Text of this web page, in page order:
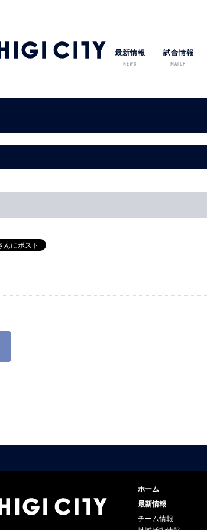
最新情報
NEWS
試合情報
MATCH
ホーム
最新情報
チーム情報